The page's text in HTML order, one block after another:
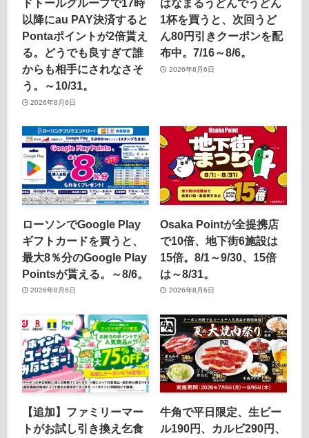
ドトールグループで17時
以降にau PAY決済すると
Pontaポイントが2倍貰え
る。どうでも良すぎて誰
からも相手にされなさそ
う。～10/31。
2026年8月6日
はなまるうどんでうどん
1杯を買うと、次回うど
ん80円引きクーポンを配
布中。7/16～8/6。
2026年8月6日
ローソンでGoogle Play
ギフトカードを買うと、
最大8％分のGoogle Play
Pointsが貰える。～8/6。
2026年8月6日
Osaka Pointが全提携店
で10倍、地下街6施設は
15倍。8/1～9/30、15倍
は～8/31。
2026年8月6日
【追加】ファミリーマー
トがお試し引き換え乞食
牛角で平日限定、生ビー
ル190円、カルビ290円、